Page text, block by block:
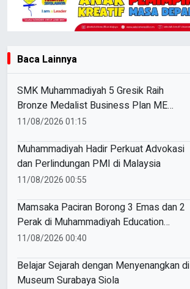
Baca Lainnya
SMK Muhammadiyah 5 Gresik Raih
Bronze Medalist Business Plan ME
Awards 2026
11/08/2026 01:15
Muhammadiyah Hadir Perkuat Advokasi
dan Perlindungan PMI di Malaysia
11/08/2026 00:55
Mamsaka Paciran Borong 3 Emas dan 2
Perak di Muhammadiyah Education
Awards 2026
11/08/2026 00:40
Belajar Sejarah dengan Menyenangkan di
Museum Surabaya Siola